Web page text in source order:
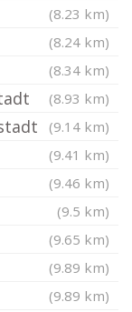
(8.23 km)
(8.24 km)
(8.34 km)
(8.93 km)
(9.14 km)
(9.41 km)
(9.46 km)
(9.5 km)
(9.65 km)
(9.89 km)
(9.89 km)